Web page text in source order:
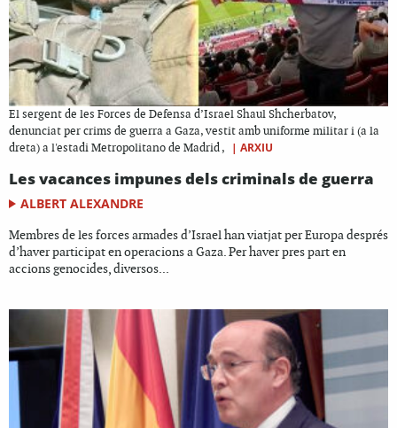
El sergent de les Forces de Defensa d’Israel Shaul Shcherbatov,
denunciat per crims de guerra a Gaza, vestit amb uniforme militar i (a la
dreta) a l'estadi Metropolitano de Madrid ,
| ARXIU
Les vacances impunes dels criminals de guerra
ALBERT ALEXANDRE
Membres de les forces armades d’Israel han viatjat per Europa després
d’haver participat en operacions a Gaza. Per haver pres part en
accions genocides, diversos...